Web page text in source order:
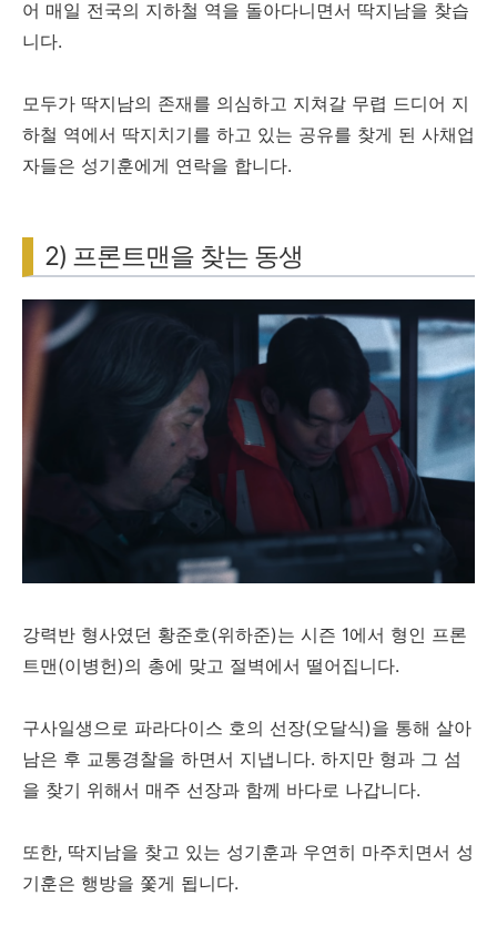
어 매일 전국의 지하철 역을 돌아다니면서 딱지남을 찾습
니다.
모두가 딱지남의 존재를 의심하고 지쳐갈 무렵 드디어 지
하철 역에서 딱지치기를 하고 있는 공유를 찾게 된 사채업
자들은 성기훈에게 연락을 합니다.
2) 프론트맨을 찾는 동생
강력반 형사였던 황준호(위하준)는 시즌 1에서 형인 프론
트맨(이병헌)의 총에 맞고 절벽에서 떨어집니다.
구사일생으로 파라다이스 호의 선장(오달식)을 통해 살아
남은 후 교통경찰을 하면서 지냅니다. 하지만 형과 그 섬
을 찾기 위해서 매주 선장과 함께 바다로 나갑니다.
또한, 딱지남을 찾고 있는 성기훈과 우연히 마주치면서 성
기훈은 행방을 쫓게 됩니다.